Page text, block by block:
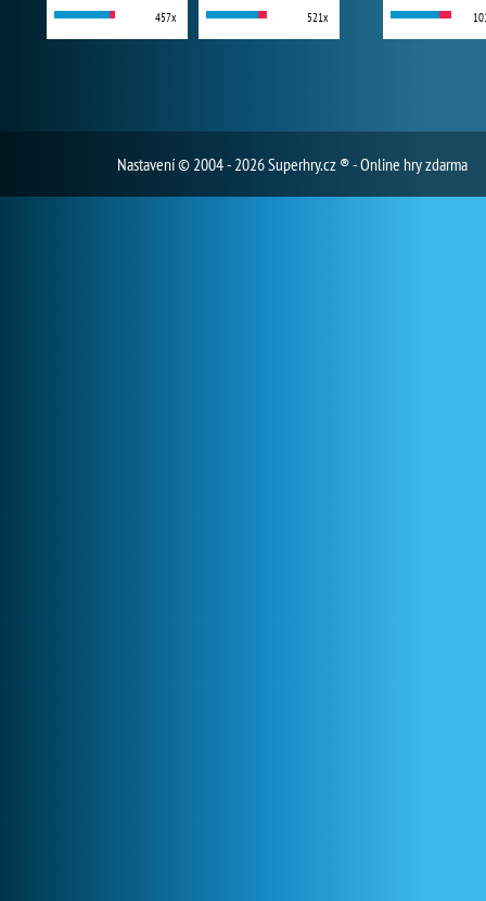
457x 521x
Nastavení© 2004 - 2026 Superhry.cz ® - Online hry zdarma